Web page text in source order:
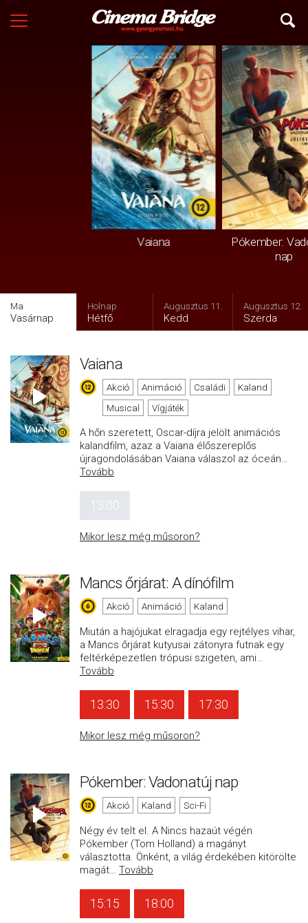
Vaiana
Pókember:
nap
Ma
Vasárnap
Holnap
Hétfő
Augusztus 11.
Kedd
Augusztus 12.
Szerda
Vaiana
Akció Animáció Családi
Kaland
Musical
Vígjáték
A hőn szeretett, Oscar-díjra jelölt animációs
kalandfilm, azaz a Vaiana élőszereplős
újragondolásában Vaiana válaszol az óceán…
Tovább
13:00
Mikor lesz még műsoron?
Mancs őrjárat: A dínófilm
Akció Animáció Kaland
Miután a hajójukat elragadja egy rejtélyes vihar,
a Mancs őrjárat kutyusai zátonyra futnak egy
feltérképezetlen trópusi szigeten, ami…
Tovább
13:30 15:30 17:30
Mikor lesz még műsoron?
Pókember: Vadonatúj nap
Akció Kaland Sci-Fi
Négy év telt el. A Nincs hazaút végén
Pókember (Tom Holland) a magányt
választotta. Önként, a világ érdekében kitörölte
magát… Tovább
15:15 18:00